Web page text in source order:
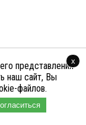
представления
наш сайт, Вы
файлов.
x